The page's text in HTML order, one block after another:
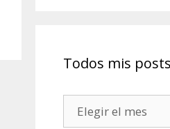
Todos mis posts
mis